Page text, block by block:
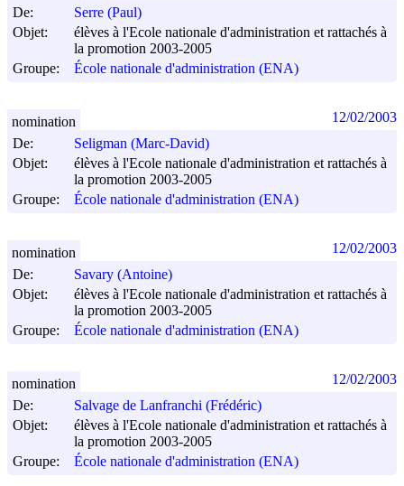
De:
Serre (Paul)
Objet:
élèves à l'Ecole nationale d'administration et rattachés à
la promotion 2003-2005
Groupe:
École nationale d'administration (ENA)
De:
Seligman (Marc-David)
Objet:
élèves à l'Ecole nationale d'administration et rattachés à
la promotion 2003-2005
Groupe:
École nationale d'administration (ENA)
nomination 12/02/2003
De:
Savary (Antoine)
Objet:
élèves à l'Ecole nationale d'administration et rattachés à
la promotion 2003-2005
Groupe:
École nationale d'administration (ENA)
nomination 12/02/2003
De:
Salvage de Lanfranchi (Frédéric)
Objet:
élèves à l'Ecole nationale d'administration et rattachés à
la promotion 2003-2005
Groupe:
École nationale d'administration (ENA)
nomination 12/02/2003